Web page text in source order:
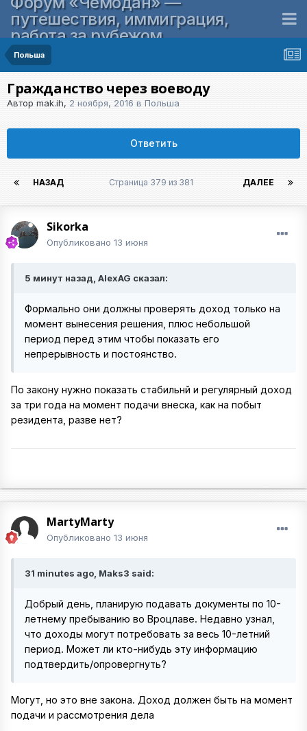
путешествия, иммиграция,
работа за рубежом
Польша
Гражданство через воеводу
Автор mak.ih, 2 ноября, 2016 в Польша
Ответить
НАЗАД ДАЛЕЕ
Страница 379 из 381
Sikorka
Опубликовано 13 июня
5 минут назад, AlexAG сказал:
Формально они должны проверять доход только на
момент вынесения решения, плюс небольшой
период перед этим чтобы показать его
непрерывность и постоянство.
По закону нужно показать стабильнй и регулярный доход
за три года на момент подачи внеска, как на побыт
резидента, разве нет?
MartyMarty
Опубликовано 13 июня
31 minutes ago, Maks3 said:
Добрый день, планирую подавать документы по 10-
летнему пребыванию во Вроцлаве. Недавно узнал,
что доходы могут потребовать за весь 10-летний
период. Может ли кто-нибудь эту информацию
подтвердить/опровергнуть?
Могут, но это вне закона. Доход должен быть на момент
подачи и рассмотрения дела